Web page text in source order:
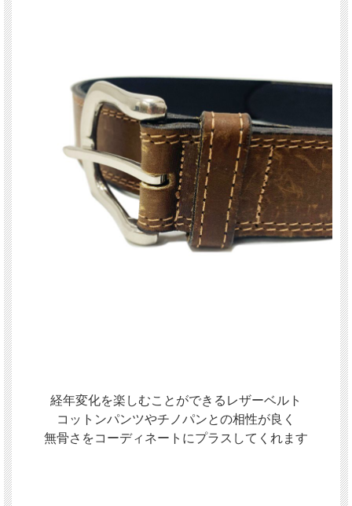
経年変化を楽しむことができるレザーベルト
コットンパンツやチノパンとの相性が良く
無骨さをコーディネートにプラスしてくれます